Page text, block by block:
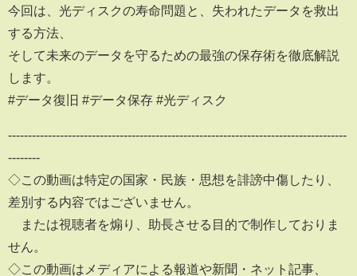
今回は、光ディスクの寿命問題と、失われたデータを救出
する方法、
そして未来のデータを守るための最強の保存術を徹底解説
します。
#データ復旧 #データ保存 #光ディスク
-------------------------------------------------------------------------------------
--------
◇この動画は特定の国家・民族・思想を誹謗中傷したり、
差別する内容ではございません。
または視聴者を煽り、助長させる目的で制作しておりま
せん。
◇この動画はメディアによる報道や新聞・ネット記事、